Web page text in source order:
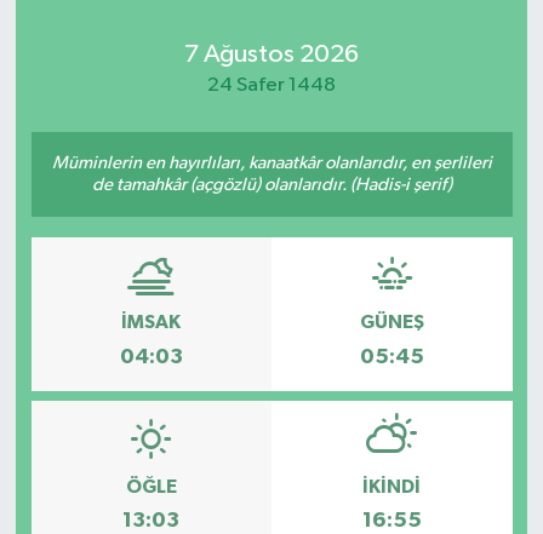
7 Ağustos 2026
24 Safer 1448
Müminlerin en hayırlıları, kanaatkâr olanlarıdır, en şerlileri
de tamahkâr (açgözlü) olanlarıdır. (Hadis-i şerif)
İMSAK
04:03
GÜNEŞ
05:45
ÖĞLE
13:03
İKINDI
16:55
Yaşam